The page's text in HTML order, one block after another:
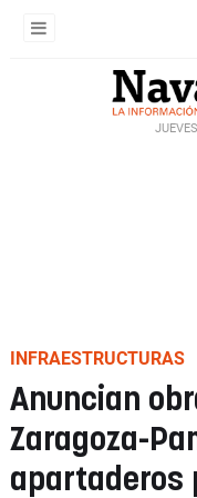
INFRAESTRUCTURAS
Anuncian
Zaragoza-
apartaderos